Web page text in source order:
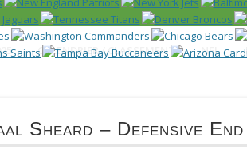
CALENDRIER / CLASSEMENT NFL
Sheard – Defensive